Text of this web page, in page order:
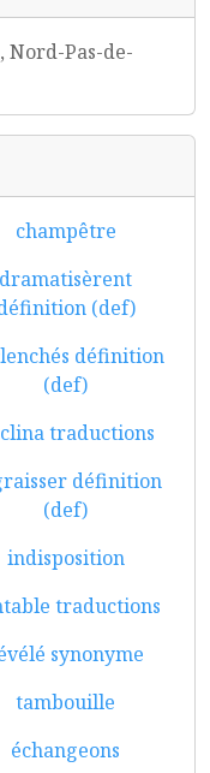
Nord-Pas-de-
champêtre
dramatisèrent
(def)
définition
(def)
traductions
définition
(def)
indisposition
traductions
synonyme
tambouille
échangeons